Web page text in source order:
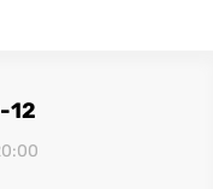
12